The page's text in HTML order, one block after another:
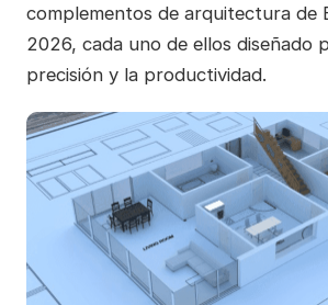
complementos de arquitectura de
2026, cada uno de ellos diseñado
precisión y la productividad.